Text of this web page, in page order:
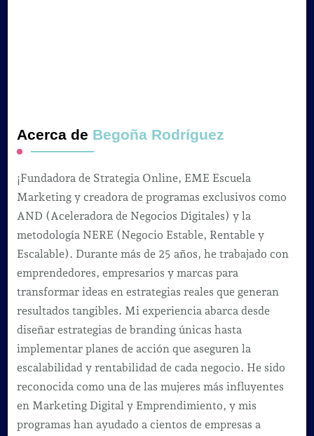
Acerca de Begoña Rodríguez
¡Fundadora de Strategia Online, EME Escuela
Marketing y creadora de programas exclusivos como
AND (Aceleradora de Negocios Digitales) y la
metodología NERE (Negocio Estable, Rentable y
Escalable). Durante más de 25 años, he trabajado con
emprendedores, empresarios y marcas para
transformar ideas en estrategias reales que generan
resultados tangibles. Mi experiencia abarca desde
diseñar estrategias de branding únicas hasta
implementar planes de acción que aseguren la
escalabilidad y rentabilidad de cada negocio. He sido
reconocida como una de las mujeres más influyentes
en Marketing Digital y Emprendimiento, y mis
programas han ayudado a cientos de empresas a